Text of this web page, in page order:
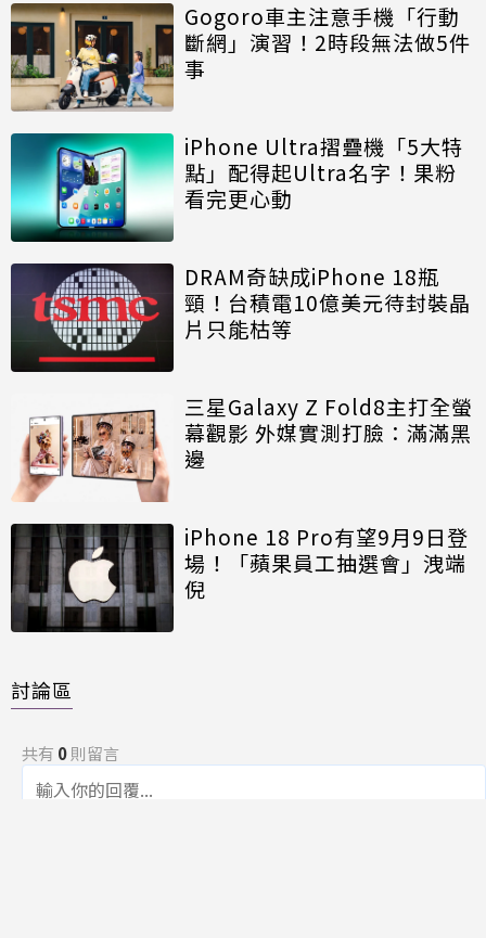
Gogoro車主注意手機「行動
斷網」演習！2時段無法做5件
事
iPhone Ultra摺疊機「5大特
點」配得起Ultra名字！果粉
看完更心動
DRAM奇缺成iPhone 18瓶
頸！台積電10億美元待封裝晶
片只能枯等
三星Galaxy Z Fold8主打全螢
幕觀影 外媒實測打臉：滿滿黑
邊
iPhone 18 Pro有望9月9日登
場！「蘋果員工抽選會」洩端
倪
討論區
共有 0則留言